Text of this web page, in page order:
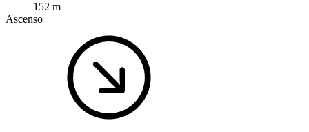
152 m
Ascenso